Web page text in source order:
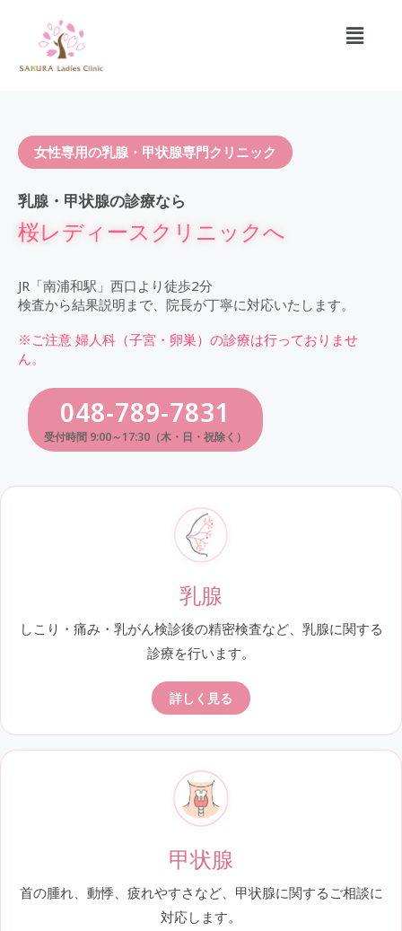
メ
ニ
女性専用の乳腺・甲状腺専門クリニック
乳腺・甲状腺の診療なら
桜レディースクリニックへ
JR「南浦和駅」西口より徒歩2分
検査から結果説明まで、院長が丁寧に対応いたします。
※ご注意 婦人科（子宮・卵巣）の診療は行っておりませ
ん。
048-789-7831
受付時間 9:00～17:30（木・日・祝除く）
乳腺
しこり・痛み・乳がん検診後の精密検査など、乳腺に関する
診療を行います。
詳しく見る
甲状腺
首の腫れ、動悸、疲れやすさなど、甲状腺に関するご相談に
対応します。